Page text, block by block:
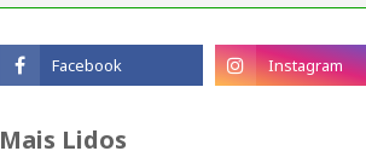
Mais Lidos